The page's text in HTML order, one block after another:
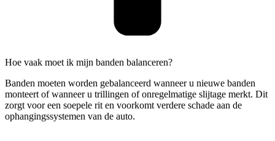
Hoe vaak moet ik mijn banden balanceren?
Banden moeten worden gebalanceerd wanneer u nieuwe banden
monteert of wanneer u trillingen of onregelmatige slijtage merkt. Dit
zorgt voor een soepele rit en voorkomt verdere schade aan de
ophangingssystemen van de auto.